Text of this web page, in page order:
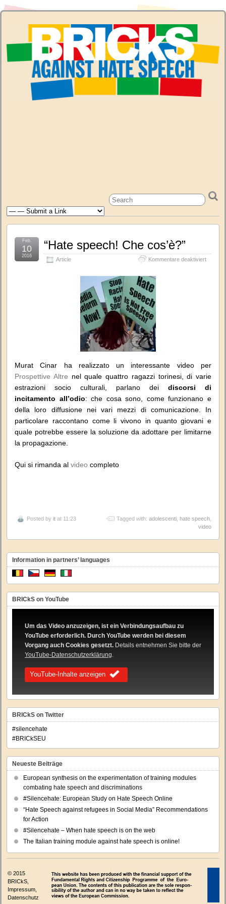
“Hate speech! Che cos’è?”
Article Kommentare deaktiviertfür
Feb.
10
2016
Murat Cinar ha realizzato un interessante video per
Prospettive Altre nel quale quattro ragazzi torinesi, di varie
estrazioni socio culturali, parlano dei discorsi di
incitamento all’odio: che cosa sono, come funzionano e
della loro diffusione nei vari mezzi di comunicazione. In
particolare raccontano come li vivono in quanto giovani e
quale potrebbe essere la soluzione da adottare per limitarne
la propagazione.
Qui si rimanda al video completo
Posted by it at 11:23 Tagged with: adolescenti hate speech
video
Information in partners’ languages
BRICkS on YouTube
Um das Video anzuzeigen, ist ein Verbindungsaufbau zu
YouTube erforderlich. Durch YouTube werden bei diesem
Vorgang auch Cookies gesetzt. Details entnehmen Sie bitte der
YouTube-Datenschutzerklärung
YouTube-Inhalte anzeigen
BRICkS on Twitter
#silencehate
#BRICkSEU
Neueste Beiträge
European synthesis on the experimentation of training modules
combating hate speech and discriminations
#Silencehate: European Study on Hate Speech Online
“Hate Speech against refugees in Social Media” Recommendations
for Action
#Silencehate – When hate speech is on the web
The Italian training module against hate speech is online!
© 2015
BRICkS,
Impressum
Datenschutz